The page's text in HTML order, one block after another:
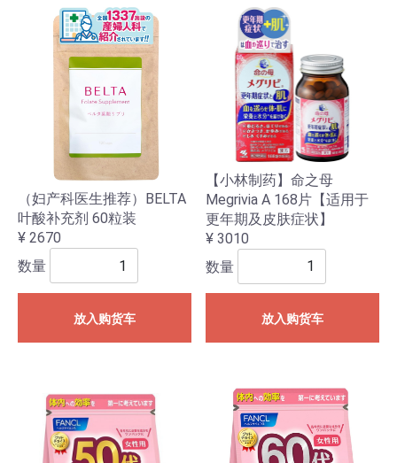
（妇产科医生推荐）BELTA
叶酸补充剂 60粒装
¥ 2670
数量
放入购货车
【小林制药】命之母
Megrivia A 168片【适用于
更年期及皮肤症状】
¥ 3010
数量
放入购货车